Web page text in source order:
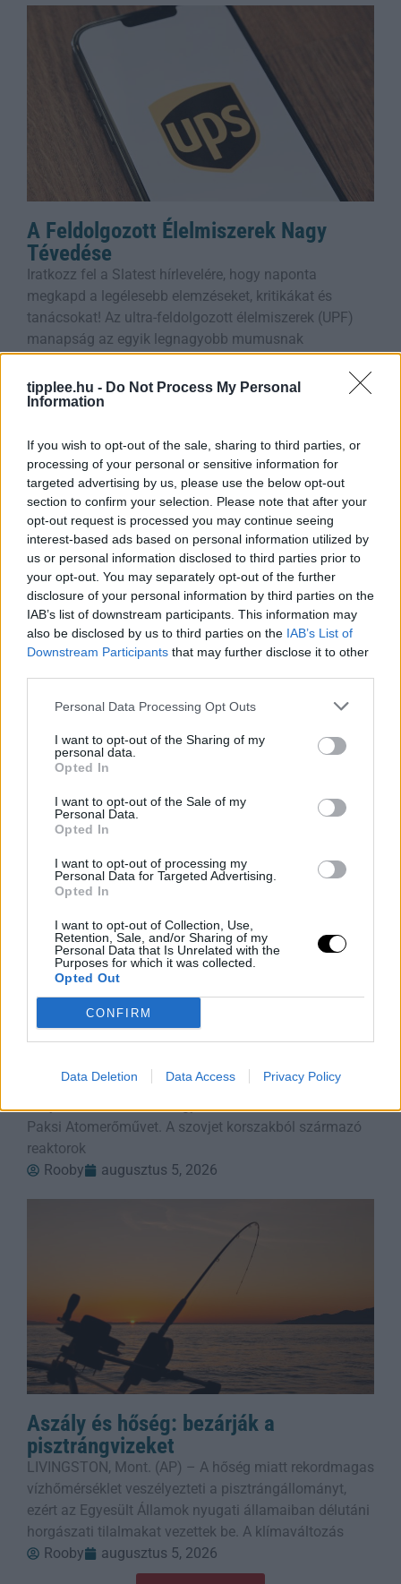
tipplee.hu - Do Not Process My Personal
Information
If you wish to opt-out of the sale, sharing to third parties, or
processing of your personal or sensitive information for
targeted advertising by us, please use the below opt-out
section to confirm your selection. Please note that after your
opt-out request is processed you may continue seeing
interest-based ads based on personal information utilized by
us or personal information disclosed to third parties prior to
your opt-out. You may separately opt-out of the further
disclosure of your personal information by third parties on the
IAB’s list of downstream participants. This information may
also be disclosed by us to third parties on the IAB’s List of
Downstream Participants that may further disclose it to other
Personal Data Processing Opt Outs
I want to opt-out of the Sharing of my
personal data.
Opted In
I want to opt-out of the Sale of my
Personal Data.
Opted In
I want to opt-out of processing my
Personal Data for Targeted Advertising.
Opted In
I want to opt-out of Collection, Use,
Retention, Sale, and/or Sharing of my
Personal Data that Is Unrelated with the
Purposes for which it was collected.
Opted Out
CONFIRM
Data Deletion Data Access Privacy Policy
A Feldolgozott Élelmiszerek Nagy
Tévedése
Iratkozz fel a Slatest hírlevelére, hogy naponta
megkapd a legélesebb elemzéseket, kritikákat és
tanácsokat! Az ultra-feldolgozott élelmiszerek (UPF)
manapság az egyik legnagyobb mumusnak
számítanak, de
Rooby
augusztus 6, 2026
Védelmi Fellendülés: A Felvirágzás Új
Forrása
Japán kormánya új védelmi fehér könyvében nem
csupán az ország védelmeként, hanem a gazdasági
fejlesztéseket. A dokumentum szerint a
Rooby
augusztus 6, 2026
Duna Rekord Alacsony Vízszintje:
Bénul a Paksi Atomerőmű
Európa szárazsága miatt, ami miatt Magyarország
kénytelen volt leállítani egyetlen atomerőművét, a
Paksi Atomerőművet. A szovjet korszakból származó
reaktorok
Rooby
augusztus 5, 2026
Aszály és hőség: bezárják a
pisztrángvizeket
LIVINGSTON, Mont. (AP) – A hőség miatt rekordmagas
vízhőmérséklet veszélyezteti a pisztrángállományt,
ezért az Egyesült Államok nyugati államaiban délutáni
horgászati tilalmakat vezettek be. A klímaváltozás
Rooby
augusztus 5, 2026